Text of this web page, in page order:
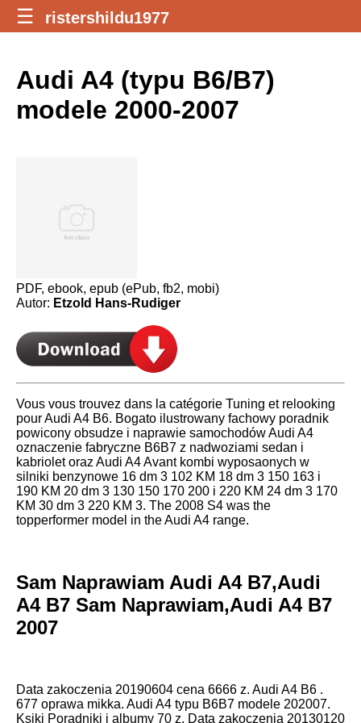
☰ ristershildu1977
Audi A4 (typu B6/B7)
modele 2000-2007
PDF, ebook, epub (ePub, fb2, mobi)
Autor: Etzold Hans-Rudiger
Vous vous trouvez dans la catégorie Tuning et relooking
pour Audi A4 B6. Bogato ilustrowany fachowy poradnik
powicony obsudze i naprawie samochodów Audi A4
oznaczenie fabryczne B6B7 z nadwoziami sedan i
kabriolet oraz Audi A4 Avant kombi wyposaonych w
silniki benzynowe 16 dm 3 102 KM 18 dm 3 150 163 i
190 KM 20 dm 3 130 150 170 200 i 220 KM 24 dm 3 170
KM 30 dm 3 220 KM 3. The 2008 S4 was the
topperformer model in the Audi A4 range.
Sam Naprawiam Audi A4 B7,Audi
A4 B7 Sam Naprawiam,Audi A4 B7
2007
Data zakoczenia 20190604 cena 6666 z. Audi A4 B6 .
677 oprawa mikka. Audi A4 typu B6B7 modele 202007.
Ksiki Poradniki i albumy 70 z. Data zakoczenia 20130120